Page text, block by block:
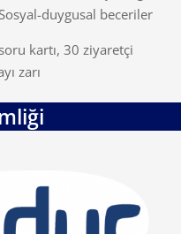
duygusal beceriler
kartı, 30 ziyaretçi
zarı